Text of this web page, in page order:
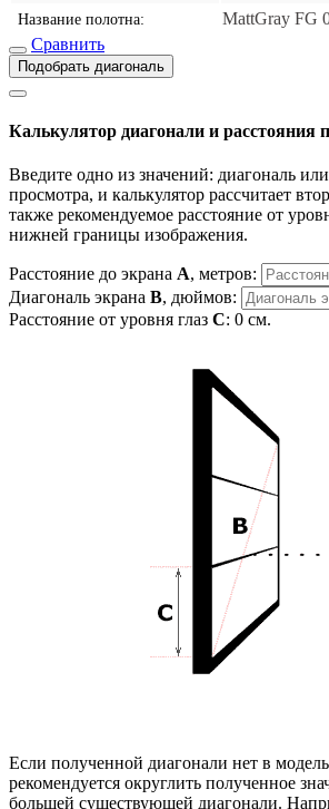
Название полотна:
MattGray FG
Сравнить
Подобрать диагональ
Калькулятор диагонали и расстояния
Введите одно из значений: диагональ
просмотра, и калькулятор рассчитает
также рекомендуемое расстояние от
нижней границы изображения.
Расстояние до экрана A, метров:
Диагональ экрана B, дюймов:
Расстояние от уровня глаз C: 0 см.
Если полученной диагонали нет в
рекомендуется округлить полученное
большей существующей диагонали.